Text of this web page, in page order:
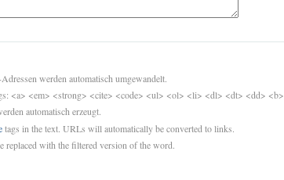
werden automatisch umgewandelt.
<a> <em> <strong> <cite> <code> <ul> <ol> <li> <dl> <dt> <dd> <b>
automatisch erzeugt.
tags in the text. URLs will automatically be converted to links.
replaced with the filtered version of the word.